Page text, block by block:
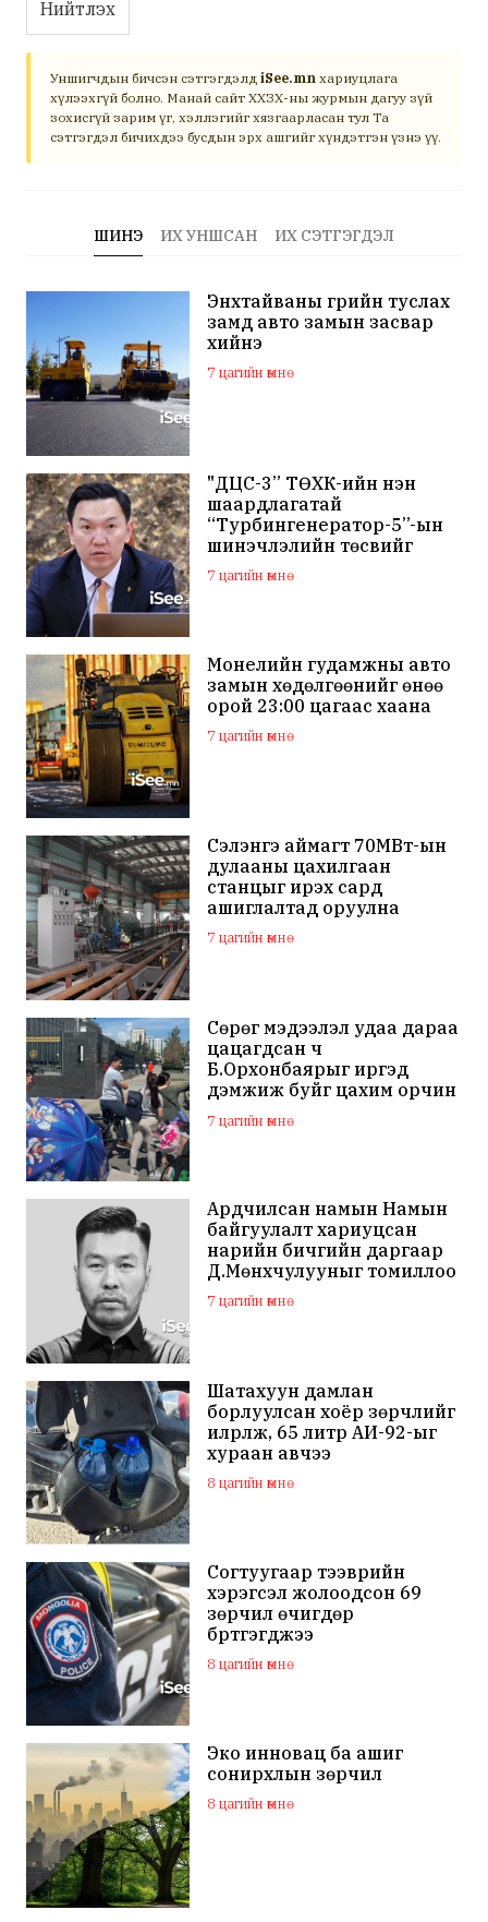
Нийтлэх
Уншигчдын бичсэн сэтгэгдэлд iSee.mn хариуцлага
хүлээхгүй болно. Манай сайт ХХЗХ-ны журмын дагуу зүй
зохисгүй зарим үг, хэллэгийг хязгаарласан тул Та
сэтгэгдэл бичихдээ бусдын эрх ашгийг хүндэтгэн үзнэ үү.
ШИНЭ ИХ УНШСАН ИХ СЭТГЭГДЭЛ
Энхтайваны гүүрийн туслах
замд авто замын засвар
хийнэ
7 цагийн өмнө
"ДЦС-3” ТӨХК-ийн нэн
шаардлагатай
“Турбингенератор-5”-ын
шинэчлэлийн төсвийг
шийдвэрлэхээр болов
7 цагийн өмнө
Монелийн гудамжны авто
замын хөдөлгөөнийг өнөө
орой 23:00 цагаас хаана
7 цагийн өмнө
Сэлэнгэ аймагт 70МВт-ын
дулааны цахилгаан
станцыг ирэх сард
ашиглалтад оруулна
7 цагийн өмнө
Сөрөг мэдээлэл удаа дараа
цацагдсан ч
Б.Орхонбаярыг иргэд
дэмжиж буйг цахим орчин
дахь сэтгэгдэл харууллаа
7 цагийн өмнө
Ардчилсан намын Намын
байгуулалт хариуцсан
нарийн бичгийн даргаар
Д.Мөнхчулууныг томиллоо
7 цагийн өмнө
Шатахуун дамлан
борлуулсан хоёр зөрчлийг
илрүүлж, 65 литр АИ-92-ыг
хураан авчээ
8 цагийн өмнө
Согтуугаар тээврийн
хэрэгсэл жолоодсон 69
зөрчил өчигдөр
бүртгэгджээ
8 цагийн өмнө
Эко инновац ба ашиг
сонирхлын зөрчил
8 цагийн өмнө